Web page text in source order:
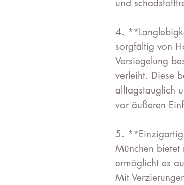
und
4.
sorgfältig von
Versiegelung
verleiht. Diese
alltagstauglich
vor äußeren
5.
München bietet
ermöglicht es
Mit